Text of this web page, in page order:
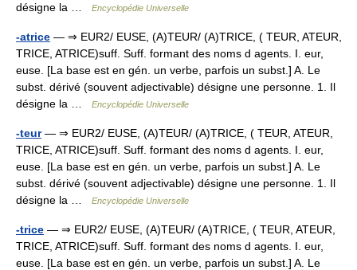
désigne la …
Encyclopédie Universelle
-atrice — ⇒ EUR2/ EUSE, (A)TEUR/ (A)TRICE, ( TEUR, ATEUR,
TRICE, ATRICE)suff. Suff. formant des noms d agents. I. eur,
euse. [La base est en gén. un verbe, parfois un subst.] A. Le
subst. dérivé (souvent adjectivable) désigne une personne. 1. Il
désigne la …
Encyclopédie Universelle
-teur— ⇒ EUR2/ EUSE, (A)TEUR/ (A)TRICE, ( TEUR, ATEUR,
TRICE, ATRICE)suff. Suff. formant des noms d agents. I. eur,
euse. [La base est en gén. un verbe, parfois un subst.] A. Le
subst. dérivé (souvent adjectivable) désigne une personne. 1. Il
désigne la …
Encyclopédie Universelle
-trice — ⇒ EUR2/ EUSE, (A)TEUR/ (A)TRICE, ( TEUR, ATEUR,
TRICE, ATRICE)suff. Suff. formant des noms d agents. I. eur,
euse. [La base est en gén. un verbe, parfois un subst.] A. Le